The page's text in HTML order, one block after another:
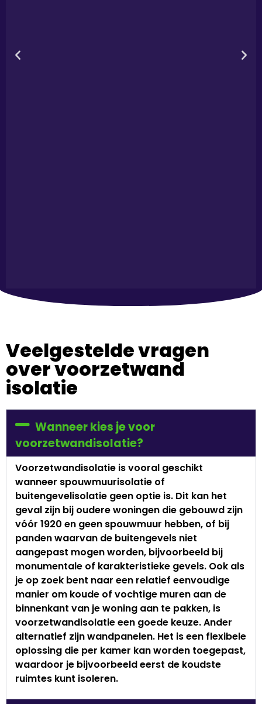
Bodemisolatie
Er gaat aanzienlijke warmte verloren via de
vloer. Door de kruipruimte te isoleren met
bodemisolatie kan je dit onnodige
warmteverlies voorkomen en een rendement
van minimaal 8% behalen.
Jaarlijkse besparingen van honderden
euro's
Voorkom koude voeten
Verhoog de waarde van je woning.
Veelgestelde vragen
over voorzetwand
isolatie
Wanneer kies je voor
voorzetwandisolatie?
Voorzetwandisolatie is vooral geschikt
wanneer spouwmuurisolatie of
buitengevelisolatie geen optie is. Dit kan het
geval zijn bij oudere woningen die gebouwd zijn
vóór 1920 en geen spouwmuur hebben, of bij
panden waarvan de buitengevels niet
aangepast mogen worden, bijvoorbeeld bij
monumentale of karakteristieke gevels. Ook als
je op zoek bent naar een relatief eenvoudige
manier om koude of vochtige muren aan de
binnenkant van je woning aan te pakken, is
voorzetwandisolatie een goede keuze. Ander
alternatief zijnwandpanelen. Het is een flexibele
oplossing die per kamer kan worden toegepast,
waardoor je bijvoorbeeld eerst de koudste
ruimtes kunt isoleren.